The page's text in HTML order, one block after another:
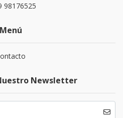
98176525
Menú
Newsletter